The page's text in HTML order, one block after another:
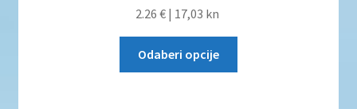
2.26 € | 17,03 kn
Odaberi opcije